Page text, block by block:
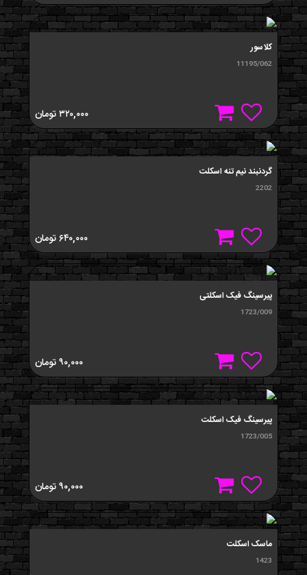
کلاسور
11195/062
۳۲۰,۰۰۰تومان
گردنبند نيم تنه اسکلت
2202
۶۴۰,۰۰۰تومان
پیرسینگ فیک اسکلتی
1723/009
۹۰,۰۰۰تومان
پیرسینگ فیک اسکلت
1723/005
۹۰,۰۰۰تومان
ماسک اسکلت
1423